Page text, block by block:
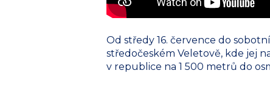
Od středy 16. července do
středočeském Veletově, kde jej
v republice na 1 500 metrů do